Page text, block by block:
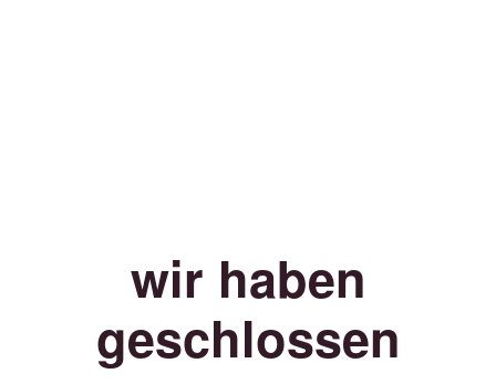
wir haben
geschlossen